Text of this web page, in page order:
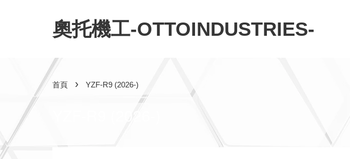
奧托機工-OTTOINDUSTRIES-
首頁 › YZF-R9 (2026-)